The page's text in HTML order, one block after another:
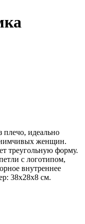
плечо, идеально
женщин.
треугольную форму.
с логотипом,
внутреннее
38х28х8 см.